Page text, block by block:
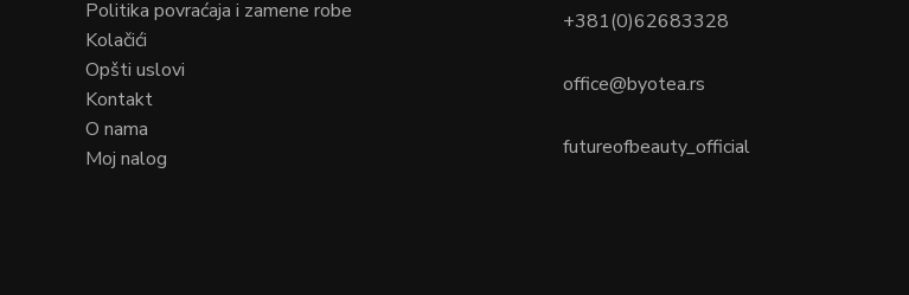
Politika povraćaja i zamene robe
Kolačići
Opšti uslovi
Kontakt
O nama
Moj nalog
+381(0)62683328
office@byotea.rs
futureofbeauty_official